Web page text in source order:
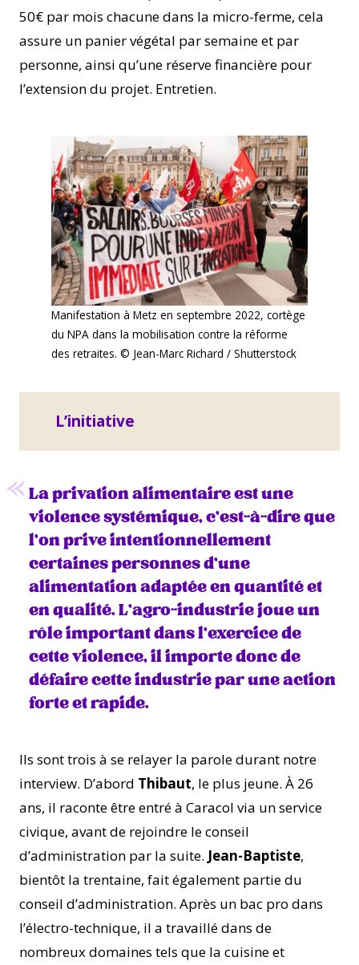
50€ par mois chacune dans la micro-ferme, cela
assure un panier végétal par semaine et par
personne, ainsi qu’une réserve financière pour
l’extension du projet. Entretien.
Manifestation à Metz en septembre 2022, cortège
du NPA dans la mobilisation contre la réforme
des retraites. © Jean-Marc Richard / Shutterstock
L’initiative
La privation alimentaire est une
violence systémique, c’est-à-dire que
l’on prive intentionnellement
certaines personnes d’une
alimentation adaptée en quantité et
en qualité. L’agro-industrie joue un
rôle important dans l’exercice de
cette violence, il importe donc de
défaire cette industrie par une action
forte et rapide.
Ils sont trois à se relayer la parole durant notre
interview. D’abord Thibaut, le plus jeune. À 26
ans, il raconte être entré à Caracol via un service
civique, avant de rejoindre le conseil
d’administration par la suite. Jean-Baptiste,
bientôt la trentaine, fait également partie du
conseil d’administration. Après un bac pro dans
l’électro-technique, il a travaillé dans de
nombreux domaines tels que la cuisine et